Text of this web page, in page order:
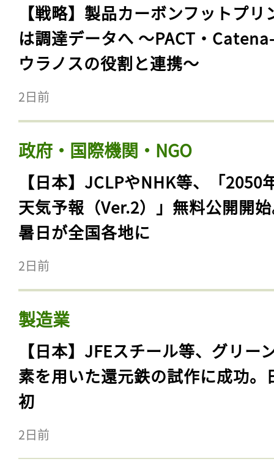
【戦略】製品カーボンフットプリ
は調達データへ 〜PACT・
ウラノスの役割と連携〜
2日前
政府・国際機関・NGO
【日本】JCLPやNHK等、「2050
天気予報（Ver.2）」無料公開開
暑日が全国各地に
2日前
製造業
【日本】JFEスチール等、グリー
素を用いた還元鉄の試作に成功。
初
2日前